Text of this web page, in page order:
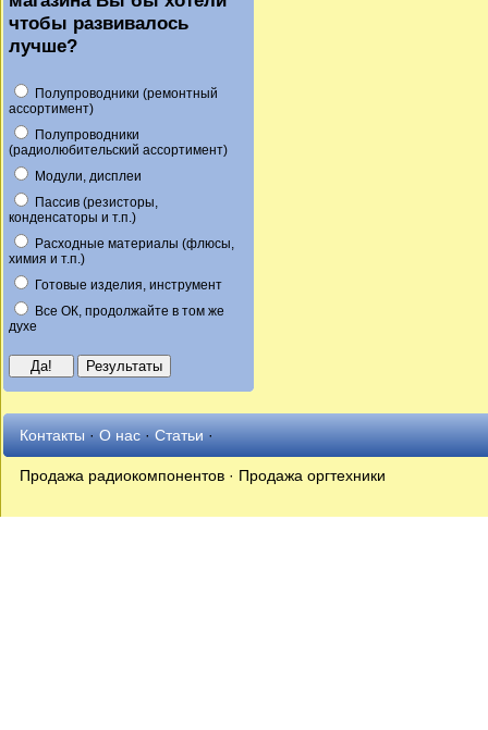
чтобы развивалось
лучше?
Полупроводники (ремонтный
ассортимент)
Полупроводники
(радиолюбительский ассортимент)
Модули, дисплеи
Пассив (резисторы,
конденсаторы и т.п.)
Расходные материалы (флюсы,
химия и т.п.)
Готовые изделия, инструмент
Все ОК, продолжайте в том же
духе
Контакты·О нас·Статьи·
Продажа радиокомпонентов · Продажа оргтехники